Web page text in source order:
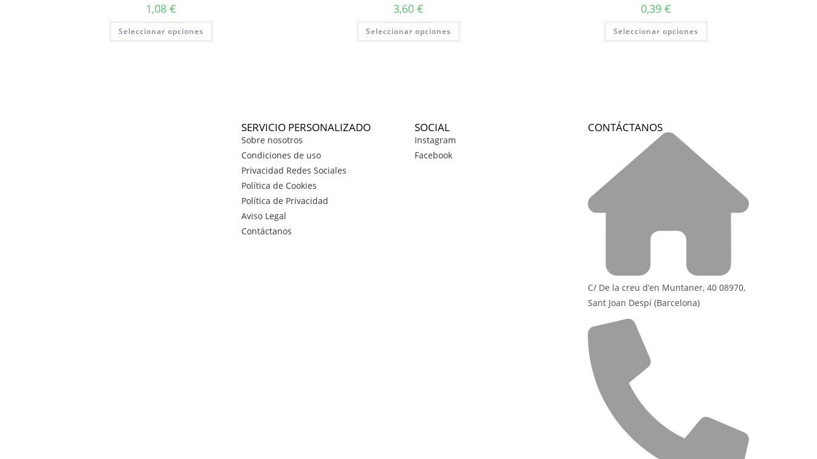
1,08€
Seleccionar opciones
3,60 €
Seleccionar opciones
0,39 €
Seleccionar opciones
SERVICIO PERSONALIZADO
Sobre nosotros
Condiciones de uso
Privacidad Redes Sociales
Política de Cookies
Política de Privacidad
Aviso Legal
Contáctanos
SOCIAL
Instagram
Facebook
CONTÁCTANOS
C/ De la creu d’en Muntaner, 40 08970,
Sant Joan Despí (Barcelona)